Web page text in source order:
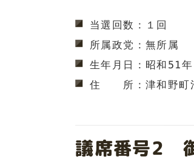
当選回数：１回
所属政党：無所属
生年月日：昭和51
住　　所：津和野町
議席番号2